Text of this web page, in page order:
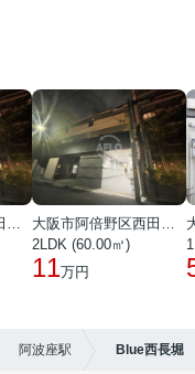
大阪市阿倍野区西田辺町１丁目
大阪市阿倍野区西田辺町１丁目
2LDK (60.00㎡)
11万円
阿波座駅 Blue西長堀